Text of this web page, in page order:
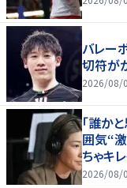
バレー
切符が
2026/08/
「誰か
囲気“
ちゃキレ
2026/08/